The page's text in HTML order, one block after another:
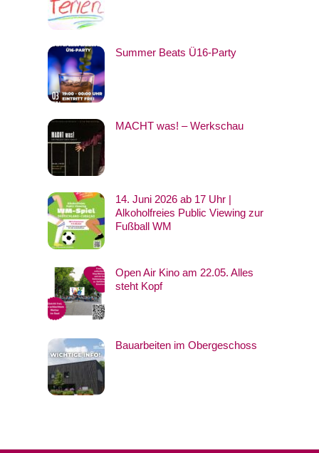
Summer Beats Ü16-Party
MACHT was! – Werkschau
14. Juni 2026 ab 17 Uhr |
Alkoholfreies Public Viewing zur
Fußball WM
Open Air Kino am 22.05. Alles
steht Kopf
Bauarbeiten im Obergeschoss